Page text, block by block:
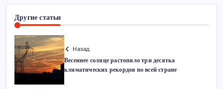
Другие статьи
Назад
Весеннее солнце растопило три десятка
климатических рекордов по всей стране